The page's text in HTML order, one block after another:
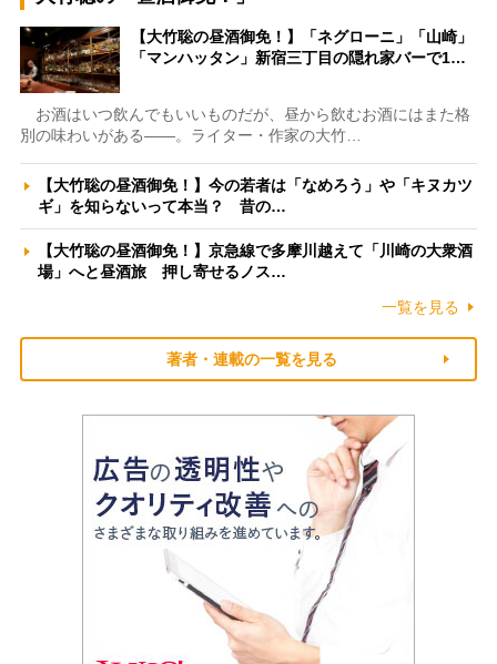
【大竹聡の昼酒御免！】「ネグローニ」「山崎」
「マンハッタン」新宿三丁目の隠れ家バーで1…
お酒はいつ飲んでもいいものだが、昼から飲むお酒にはまた格
別の味わいがある――。ライター・作家の大竹…
【大竹聡の昼酒御免！】今の若者は「なめろう」や「キヌカツ
ギ」を知らないって本当？ 昔の…
【大竹聡の昼酒御免！】京急線で多摩川越えて「川崎の大衆酒
場」へと昼酒旅 押し寄せるノス…
一覧を見る
著者・連載の一覧を見る